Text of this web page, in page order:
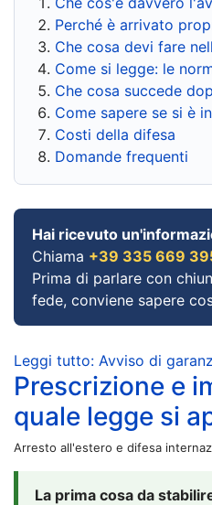
Perché è arrivato
Che cosa devi fare
Come si legge: le
Che cosa succede
Come sapere se si è
Costi della difesa
Domande frequenti
Hai ricevuto
Chiama +39 335 669
Prima di parlare con
fede, conviene sapere
Leggi tutto: Avviso di
Prescrizione e
quale legge si
Arresto all'estero e difesa
La prima cosa da